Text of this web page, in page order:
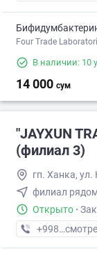
Four Trade
В наличии: 10
14 000 сум
"JAYXUN
(филиал 3)
гп. Ханка,
филиал
Открыто ·
+998 (99)